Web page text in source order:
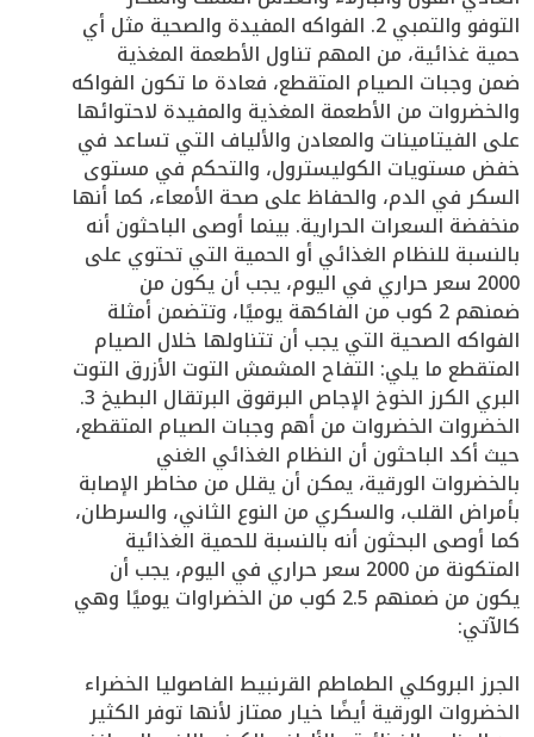
التوفو والتمبي 2. الفواكه المفيدة والصحية مثل أي
حمية غذائية، من المهم تناول الأطعمة المغذية
ضمن وجبات الصيام المتقطع، فعادة ما تكون الفواكه
والخضروات من الأطعمة المغذية والمفيدة لاحتوائها
على الفيتامينات والمعادن والألياف التي تساعد في
خفض مستويات الكوليسترول، والتحكم في مستوى
السكر في الدم، والحفاظ على صحة الأمعاء، كما أنها
منخفضة السعرات الحرارية. بينما أوصى الباحثون أنه
بالنسبة للنظام الغذائي أو الحمية التي تحتوي على
2000 سعر حراري في اليوم، يجب أن يكون من
ضمنهم 2 كوب من الفاكهة يوميًا، وتتضمن أمثلة
الفواكه الصحية التي يجب أن تتناولها خلال الصيام
المتقطع ما يلي: التفاح المشمش التوت الأزرق التوت
البري الكرز الخوخ الإجاص البرقوق البرتقال البطيخ 3.
الخضروات الخضروات من أهم وجبات الصيام المتقطع،
حيث أكد الباحثون أن النظام الغذائي الغني
بالخضروات الورقية، يمكن أن يقلل من مخاطر الإصابة
بأمراض القلب، والسكري من النوع الثاني، والسرطان،
كما أوصى البحثون أنه بالنسبة للحمية الغذائية
المتكونة من 2000 سعر حراري في اليوم، يجب أن
يكون من ضمنهم 2.5 كوب من الخضراوات يوميًا وهي
كالآتي:
الجرز البروكلي الطماطم القرنبيط الفاصوليا الخضراء
الخضروات الورقية أيضًا خيار ممتاز لأنها توفر الكثير